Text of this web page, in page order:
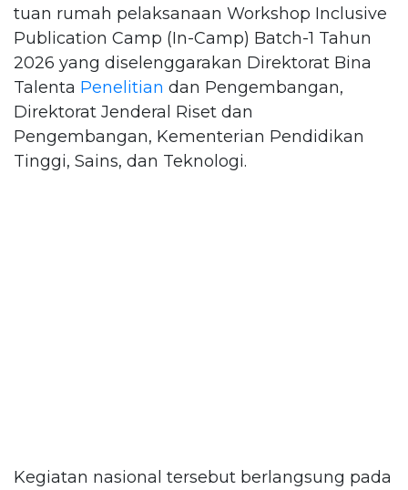
tuan rumah pelaksanaan Workshop Inclusive
Publication Camp (In-Camp) Batch-1 Tahun
2026 yang diselenggarakan Direktorat Bina
Talenta Penelitian dan Pengembangan,
Direktorat Jenderal Riset dan
Pengembangan, Kementerian Pendidikan
Tinggi, Sains, dan Teknologi.
Kegiatan nasional tersebut berlangsung pada